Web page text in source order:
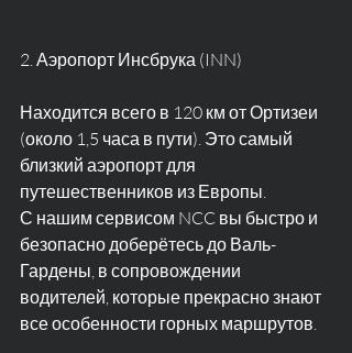
2. Аэропорт Инсбрука (INN)
Находится всего в 120 км от Ортизеи
(около 1,5 часа в пути). Это самый
близкий аэропорт для
путешественников из Европы.
С нашим сервисом NCC вы быстро и
безопасно доберётесь до Валь-
Гардены, в сопровождении
водителей, которые прекрасно знают
все особенности горных маршрутов.